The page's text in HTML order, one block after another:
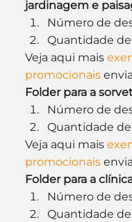
jardinagem e
Número de
Quantidade de
Veja aqui mais
promocionais
Folder para a
Número de
Quantidade de
Veja aqui mais
promocionais
Folder para a
Número de
Quantidade de